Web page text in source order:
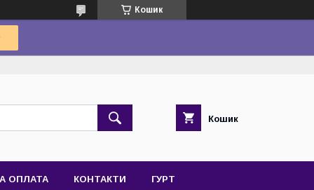
Кошик
Кошик
ОПЛАТА КОНТАКТИ ГУРТ